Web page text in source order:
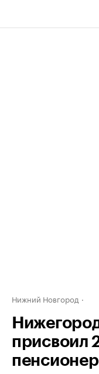
Нижний Новгород
присвоил